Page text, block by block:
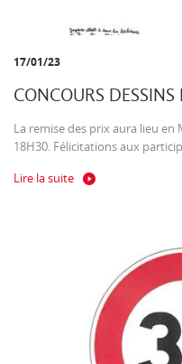
17/01/23
CONCOURS
La remise des prix aura lieu en
18H30. Félicitations aux
Lire la suite